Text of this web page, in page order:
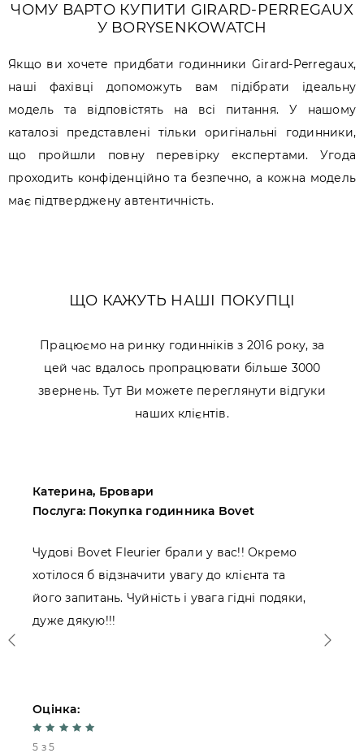
ЧОМУ ВАРТО КУПИТИ GIRARD-PERREGAUX
У BORYSENKOWATCH
Якщо ви хочете придбати годинники Girard-Perregaux,
наші фахівці допоможуть вам підібрати ідеальну
модель та відповістять на всі питання. У нашому
каталозі представлені тільки оригінальні годинники,
що пройшли повну перевірку експертами. Угода
проходить конфіденційно та безпечно, а кожна модель
має підтверджену автентичність.
ЩО КАЖУТЬ НАШІ ПОКУПЦІ
Працюємо на ринку годинніків з 2016 року, за
цей час вдалось пропрацювати більше 3000
звернень. Тут Ви можете переглянути відгуки
наших клієнтів.
Катерина, Бровари
Послуга: Покупка годинника Bovet
Чудові Bovet Fleurier брали у вас!! Окремо
хотілося б відзначити увагу до клієнта та
його запитань. Чуйність і увага гідні подяки,
дуже дякую!!!
Оцінка:
5 з 5